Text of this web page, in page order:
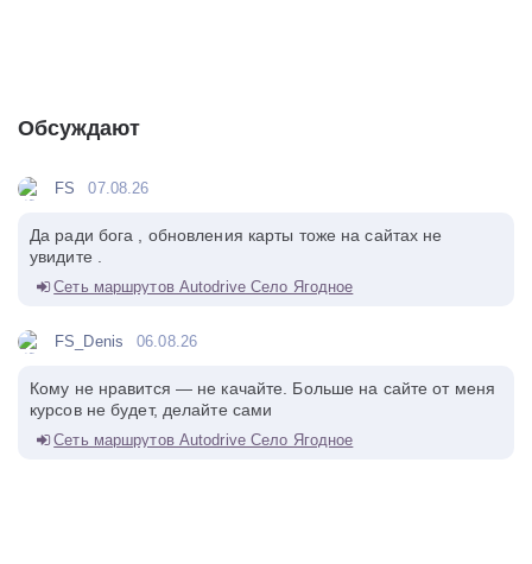
Обсуждают
FS 07.08.26
Да ради бога , обновления карты тоже на сайтах не
увидите .
Сеть маршрутов Autodrive Село Ягодное
FS_Denis 06.08.26
Кому не нравится — не качайте. Больше на сайте от меня
курсов не будет, делайте сами
Сеть маршрутов Autodrive Село Ягодное